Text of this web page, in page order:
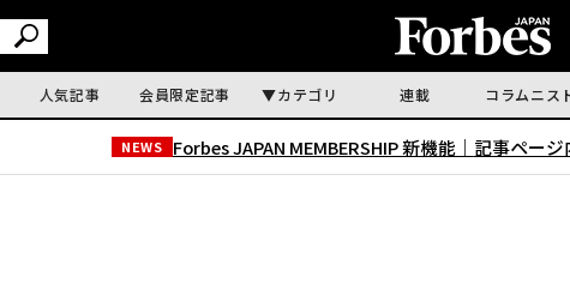
人気記事 会員限定記事 カテゴリ 連載 コラムニス
NEWS Forbes JAPAN MEMBERSHIP 新機能｜ 記事ペー